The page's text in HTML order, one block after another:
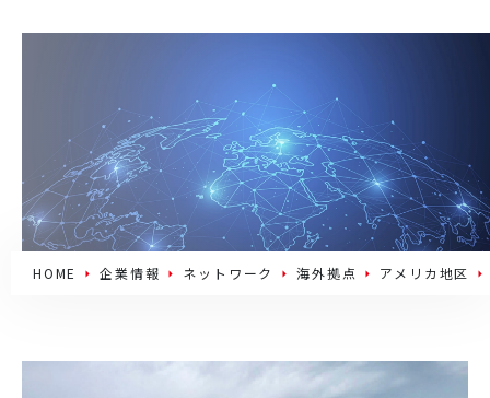
HOME 企業情報 ネットワーク 海外拠点 アメリカ地区